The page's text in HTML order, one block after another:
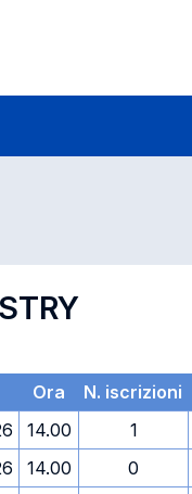
Ora N. iscrizioni
14.00 1
14.00 0